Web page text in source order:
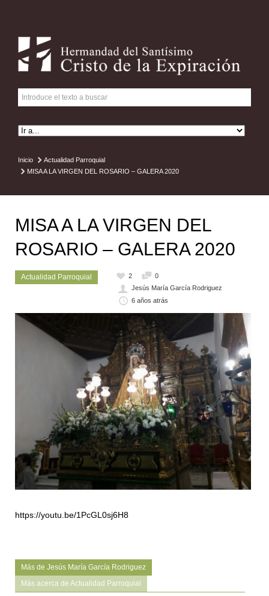
Inicio
Actualidad Parroquial
MISA A LA VIRGEN DEL ROSARIO – GALERA 2020
MISA A LA VIRGEN DEL
ROSARIO – GALERA 2020
Actualidad Parroquial 2
0
Jesús María García Rodriguez
6 años atrás
https://youtu.be/1PcGL0sj6H8
Más de Jesús María García Rodriguez
Más acerca de Actualidad Parroquial